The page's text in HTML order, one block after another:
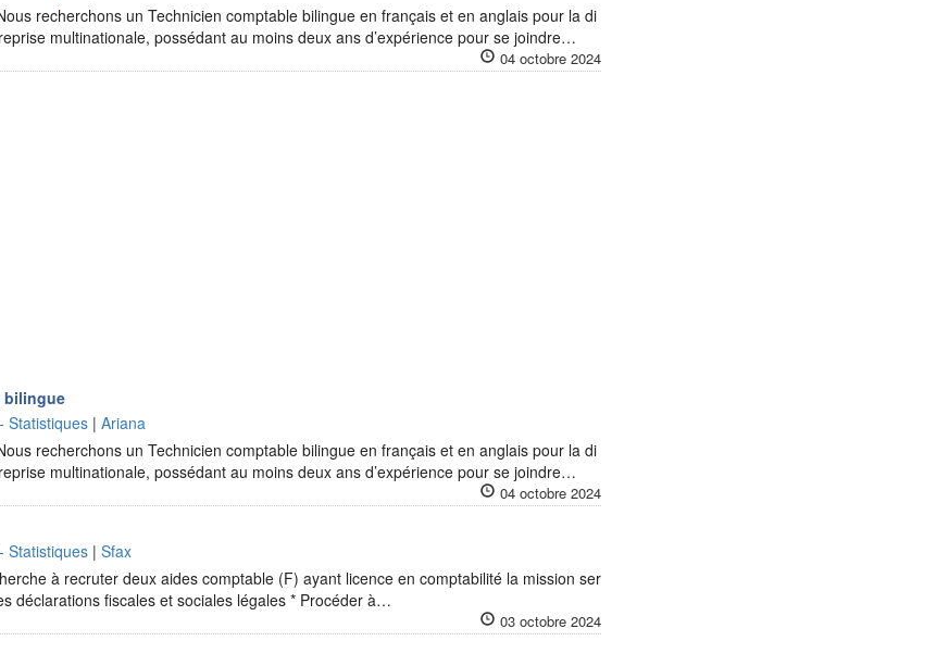
recherchons un Technicien comptable bilingue en français et en anglais pour la di
multinationale, possédant au moins deux ans d’expérience pour se joindre…
04 octobre 2024
bilingue
Statistiques | Ariana
recherchons un Technicien comptable bilingue en français et en anglais pour la di
multinationale, possédant au moins deux ans d’expérience pour se joindre…
04 octobre 2024
Statistiques | Sfax
à recruter deux aides comptable (F) ayant licence en comptabilité la mission ser
déclarations fiscales et sociales légales * Procéder à…
03 octobre 2024